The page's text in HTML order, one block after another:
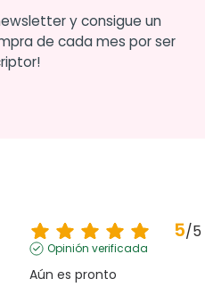
y consigue un
de cada mes por ser
5/5
Opinión verificada
Aún es pronto